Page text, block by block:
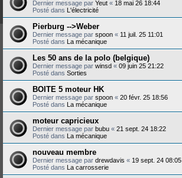
Dernier message par Yeut « 18 mai 26 18:44
Posté dans L'électricité
Pierburg -->Weber
Dernier message par spoon « 11 juil. 25 11:01
Posté dans La mécanique
Les 50 ans de la polo (belgique)
Dernier message par winsd « 09 juin 25 21:22
Posté dans Sorties
BOITE 5 moteur HK
Dernier message par spoon « 20 févr. 25 18:56
Posté dans La mécanique
moteur capricieux
Dernier message par bubu « 21 sept. 24 18:22
Posté dans La mécanique
nouveau membre
Dernier message par drewdavis « 19 sept. 24 08:05
Posté dans La carrosserie